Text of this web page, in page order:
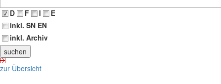
D
F I
E
inkl. SN EN
inkl. Archiv
zur Übersicht